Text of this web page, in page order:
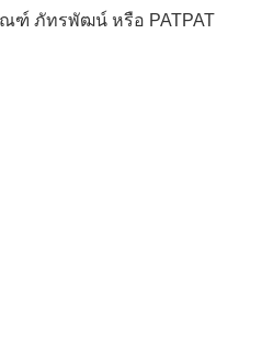
ณฑ์ ภัทรพัฒน์ หรือ PATPAT